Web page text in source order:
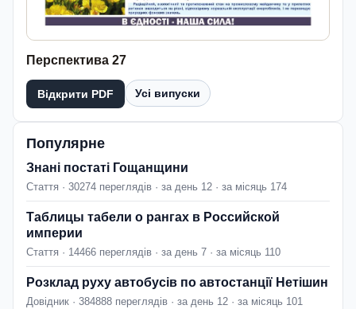
Перспектива 27
Відкрити PDF Усі випуски
Популярне
Знані постаті Гощанщини
Стаття · 30274 переглядів · за день 12 · за місяць 174
Таблицы табели о рангах в Российской
империи
Стаття · 14466 переглядів · за день 7 · за місяць 110
Розклад руху автобусів по автостанції Нетішин
Довідник · 384888 переглядів · за день 12 · за місяць 101